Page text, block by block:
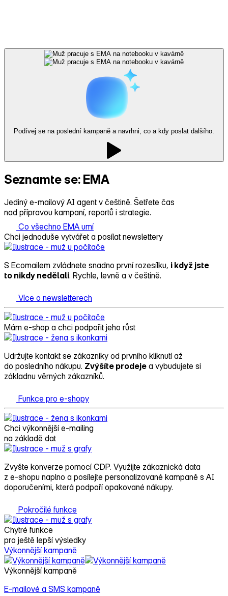
Podívej se na poslední kampaně a navrhni, co a kdy poslat dalšího.
Seznamte se: EMA
Jediný e-mailový AI agent v češtině. Šetřete čas
nad přípravou kampaní, reportů i strategie.
Co všechno EMA umí
Chci jednoduše vytvářet a posílat newslettery
S Ecomailem zvládnete snadno první rozesílku, i když jste
to nikdy nedělali. Rychle, levně a v češtině.
Více o newsletterech
Mám e‑shop a chci podpořit jeho růst
Udržujte kontakt se zákazníky od prvního kliknutí až
do posledního nákupu. Zvýšíte prodeje a vybudujete si
základnu věrných zákazníků.
Funkce pro e-shopy
Chci výkonnější e‑mailing
na základě dat
Zvyšte konverze pomocí CDP. Využijte zákaznická data
z e‑shopu naplno a posílejte personalizované kampaně s AI
doporučeními, která podpoří opakované nákupy.
Pokročilé funkce
Chytré funkce
pro ještě lepší výsledky
Výkonnější kampaně
Výkonnější kampaně
E‑mailové a SMS kampaně